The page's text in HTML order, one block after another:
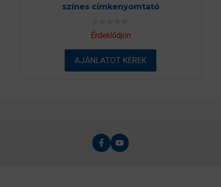
színes címkenyomtató
0
a
-
ő
Érdeklődjön
AJÁNLATOT KÉREK